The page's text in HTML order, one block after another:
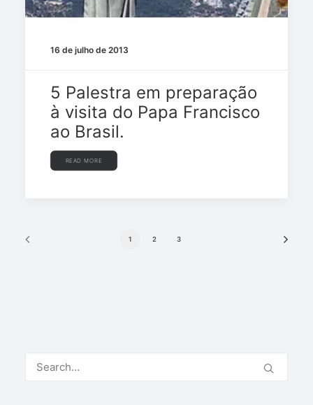
16 de julho de 2013
5 Palestra em preparação
à visita do Papa Francisco
ao Brasil.
READ MORE
1 2 3